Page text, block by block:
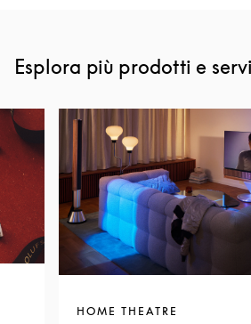
Esplora più prodotti e
HOME THEATRE